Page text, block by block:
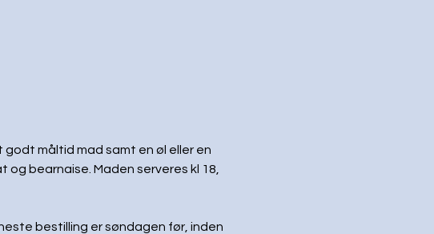
godt måltid mad samt en øl eller en
bearnaise. Maden serveres kl 18,
bestilling er søndagen før, inden